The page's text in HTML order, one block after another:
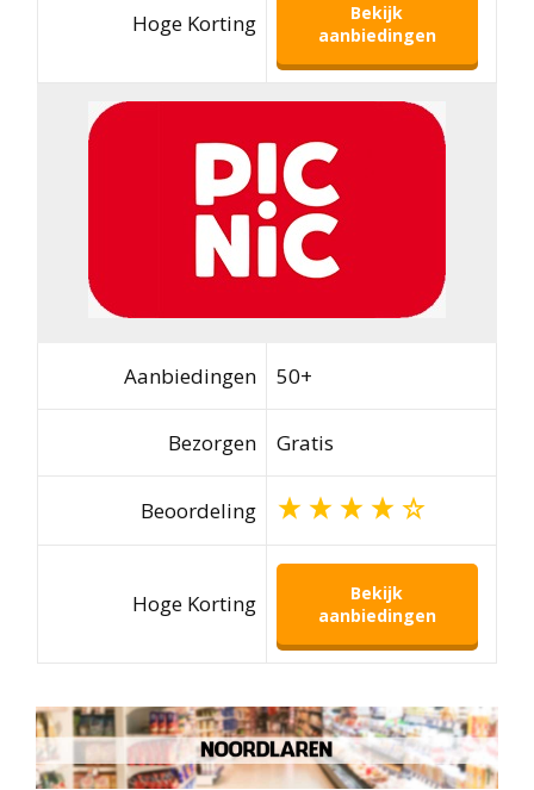
Hoge Korting
Bekijk
aanbiedingen
Aanbiedingen 50+
Bezorgen Gratis
Beoordeling
Hoge Korting
Bekijk
aanbiedingen